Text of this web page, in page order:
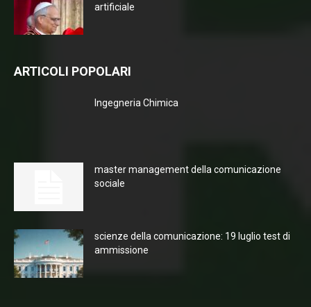
artificiale
ARTICOLI POPOLARI
Ingegneria Chimica
master management della comunicazione
sociale
scienze della comunicazione: 19 luglio test di
ammissione